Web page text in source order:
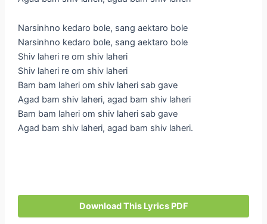
Narsinhno kedaro bole, sang aektaro bole
Narsinhno kedaro bole, sang aektaro bole
Shiv laheri re om shiv laheri
Shiv laheri re om shiv laheri
Bam bam laheri om shiv laheri sab gave
Agad bam shiv laheri, agad bam shiv laheri
Bam bam laheri om shiv laheri sab gave
Agad bam shiv laheri, agad bam shiv laheri.
Download This Lyrics PDF